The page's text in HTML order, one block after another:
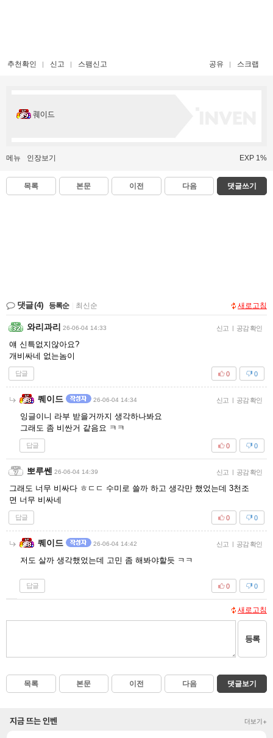
추천확인 신고 스팸신고 공유 스크랩
퀘이드
메뉴 인장보기 EXP 1%
목록 본문 이전 다음 댓글쓰기
댓글(4) 등록순 최신순 새로고침
와리과리 26-06-04 14:33 신고 | 공감 확인
얘 신특없지않아요?
개비싸네 없는놈이
답글 0
0
퀘이드 26-06-04 14:34 신고 | 공감 확인
잉글이니 라부 받을거까지 생각하나봐요
그래도 좀 비싼거 같음요 ㅋㅋ
답글 0
0
뽀루쎈 26-06-04 14:39 신고 | 공감 확인
그래도 너무 비싸다 ㅎㄷㄷ 수미로 쓸까 하고 생각만 했었는데 3천조
면 너무 비싸네
답글 0
0
퀘이드 26-06-04 14:42 신고 | 공감 확인
저도 살까 생각했었는데 고민 좀 해봐야할듯 ㅋㅋ
답글 0
0
새로고침
등록
목록 본문 이전 다음 댓글보기
지금 뜨는 인벤 더보기+